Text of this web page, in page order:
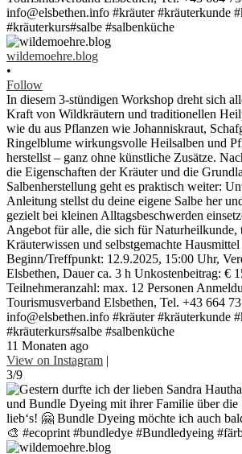
wildemoehre.blog
•
Follow
In diesem 3-stündigen Workshop dreht sich
Kraft von Wildkräutern und traditionellen
wie du aus Pflanzen wie Johanniskraut,
Ringelblume wirkungsvolle Heilsalben und
herstellst – ganz ohne künstliche Zusätze.
die Eigenschaften der Kräuter und die
Salbenherstellung geht es praktisch weiter:
Anleitung stellst du deine eigene Salbe her
gezielt bei kleinen Alltagsbeschwerden
Angebot für alle, die sich für Naturheilkunde,
Kräuterwissen und selbstgemachte Hausmittel
Beginn/Treffpunkt: 12.9.2025, 15:00 Uhr,
Elsbethen, Dauer ca. 3 h Unkostenbeitrag: €
Teilnehmeranzahl: max. 12 Personen
Tourismusverband Elsbethen, Tel. +43 664
info@elsbethen.info #kräuter #kräuterkunde
#kräuterkurs#salbe #salbenküche
11 Monaten ago
View on Instagram |
3/9